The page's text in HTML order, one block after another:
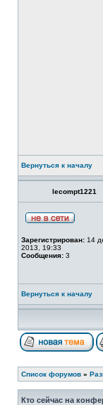
Вернуться к началу
lecompt1221
Зарегистрирован: 14
2013, 19:33
Сообщения: 3
Вернуться к началу
Список форумов »
Кто сейчас на